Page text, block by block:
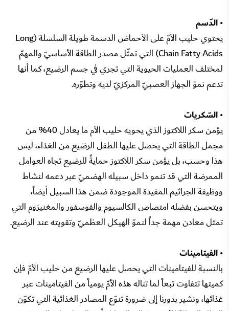
• الدّسم
يحتوي حليب الأمّ على الأحماض الدسمة طويلة السلسلة (Long
Chain Fatty Acids) التي تمثّل مصدر الطاقة الأساسيّ والمهمّ
لمختلف العمليات الحيوية التي تجري في جسم الرضيع، كما أنها
تدعم نموّ الجهاز العصبيّ المركزيّ لديه وتطوّره.
• السّكريات
يؤمن سكر اللاكتوز الذي يحويه حليب الأم ما يعادل 40% من
مجمل الطاقة التي يحصل عليها الطفل الرضيع من الغذاء، ليس
هذا وحسب، بل يؤمن سكر اللاكتوز حمايةً للرضيع تجاه العوامل
الممرضة التي قد تنمو داخل سبيله الهضميّ عبر دعمه لنشاط
ووظيفة الجراثيم المفيدة الموجودة ضمن هذا السبيل أيضاً،
ويتحسن بفضله امتصاص الكالسيوم والفوسفور والمغنيزوم التي
تمثل معادن مهمة جداً لنموّ الهيكل العظميّ وتقويته عند الرضيع.
• الفيتامينات
بالنسبة للفيتامينات التي يحصل عليها الرضيع من حليب الأمّ فإن
كميتها تتفاوت تبعاً لما تناله هذه الأمّ يومياً من الفيتامينات عبر
غذائها، ونشير بدورنا إلى ضرورة تنوّع المصادر الغذائية التي تكوّن